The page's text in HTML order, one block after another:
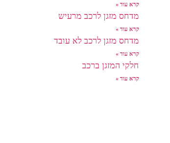
קרא עוד »
מדחס מזגן לרכב מרעיש
קרא עוד »
מדחס מזגן לרכב לא עובד
קרא עוד »
חלקי המזגן ברכב
קרא עוד »